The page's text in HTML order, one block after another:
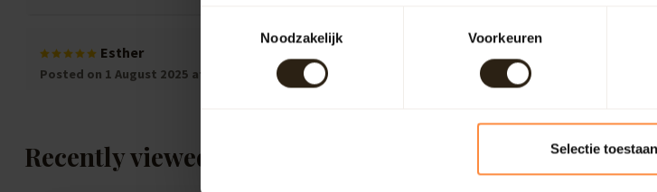
Noodzakelijk
Voorkeuren
Selectie toestaan
Esther
Posted on 1 August 2025 at 07:57
Recently viewed